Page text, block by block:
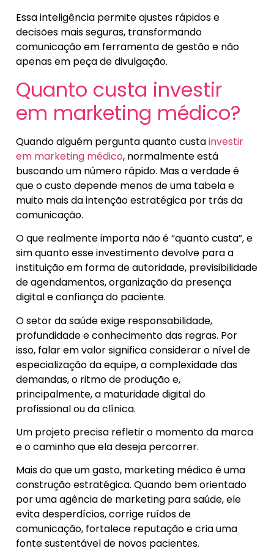
Essa inteligência permite ajustes rápidos e
decisões mais seguras, transformando
comunicação em ferramenta de gestão e não
apenas em peça de divulgação.
Quanto custa investir
em marketing médico?
Quando alguém pergunta quanto custainvestir
em marketing médico, normalmente está
buscando um número rápido. Mas a verdade é
que o custo depende menos de uma tabela e
muito mais da intenção estratégica por trás da
comunicação.
O que realmente importa não é “quanto custa”, e
sim quanto esse investimento devolve para a
instituição em forma de autoridade, previsibilidade
de agendamentos, organização da presença
digital e confiança do paciente.
O setor da saúde exige responsabilidade,
profundidade e conhecimento das regras. Por
isso, falar em valor significa considerar o nível de
especialização da equipe, a complexidade das
demandas, o ritmo de produção e,
principalmente, a maturidade digital do
profissional ou da clínica.
Um projeto precisa refletir o momento da marca
e o caminho que ela deseja percorrer.
Mais do que um gasto, marketing médico é uma
construção estratégica. Quando bem orientado
por uma agência de marketing para saúde, ele
evita desperdícios, corrige ruídos de
comunicação, fortalece reputação e cria uma
fonte sustentável de novos pacientes.